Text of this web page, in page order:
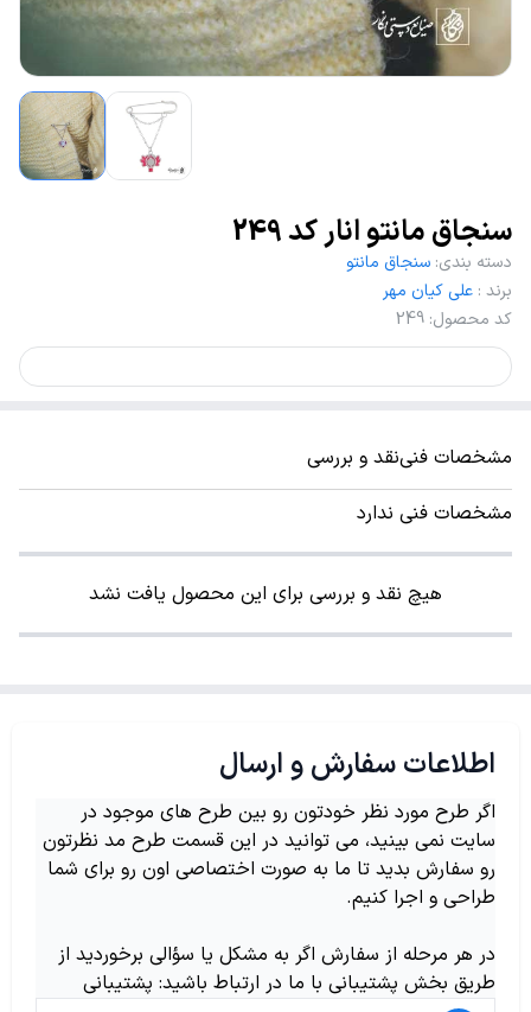
سنجاق مانتو انار کد 249
دسته بندی: سنجاق مانتو
برند : علی کیان مهر
کد محصول:
249
مشخصات فنینقد و بررسی
مشخصات فنی ندارد
هیچ نقد و بررسی برای این محصول یافت نشد
اطلاعات سفارش و ارسال
اگر طرح مورد نظر خودتون رو بین طرح های موجود در
سایت نمی بینید، می توانید در این قسمت طرح مد نظرتون
رو سفارش بدید تا ما به صورت اختصاصی اون رو برای شما
طراحی و اجرا کنیم.
در هر مرحله از سفارش اگر به مشکل یا سؤالی برخوردید از
طریق بخش پشتیبانی با ما در ارتباط باشید: پشتیبانی